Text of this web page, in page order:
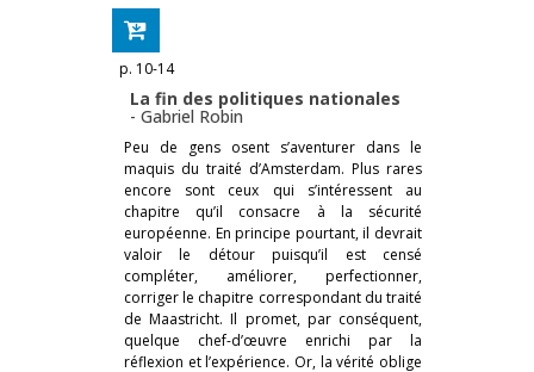
p. 10-14
La fin des politiques nationales
- Gabriel Robin
Peu de gens osent s’aventurer dans le
maquis du traité d’Amsterdam. Plus rares
encore sont ceux qui s’intéressent au
chapitre qu’il consacre à la sécurité
européenne. En principe pourtant, il devrait
valoir le détour puisqu’il est censé
compléter, améliorer, perfectionner,
corriger le chapitre correspondant du traité
de Maastricht. Il promet, par conséquent,
quelque chef-d’œuvre enrichi par la
réflexion et l’expérience. Or, la vérité oblige